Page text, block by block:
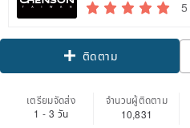
5
ติดตาม
เตรียมจัดส่ง
1 - 3 วัน
จำนวนผู้ติดตาม
10,831